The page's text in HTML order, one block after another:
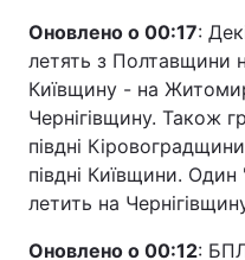
Оновлено о 00:17:
летять з Полтавщини
Київщину - на
Чернігівщину. Також
півдні
півдні Київщини.
летить на
Оновлено о 00:12: